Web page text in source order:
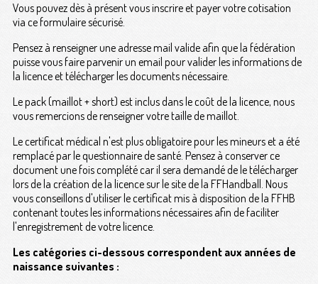
Vous pouvez dès à présent vous inscrire et payer votre cotisation
via ce formulaire sécurisé.
Pensez à renseigner une adresse mail valide afin que la fédération
puisse vous faire parvenir un email pour valider les informations de
la licence et télécharger les documents nécessaire.
Le pack (maillot + short) est inclus dans le coût de la licence, nous
vous remercions de renseigner votre taille de maillot.
Le certificat médical n'est plus obligatoire pour les mineurs et a été
remplacé par le questionnaire de santé. Pensez à conserver ce
document une fois complété car il sera demandé de le télécharger
lors de la création de la licence sur le site de la FFHandball. Nous
vous conseillons d'utiliser le certificat mis à disposition de la FFHB
contenant toutes les informations nécessaires afin de faciliter
l'enregistrement de votre licence.
Les catégories ci-dessous correspondent aux années de
naissance suivantes :